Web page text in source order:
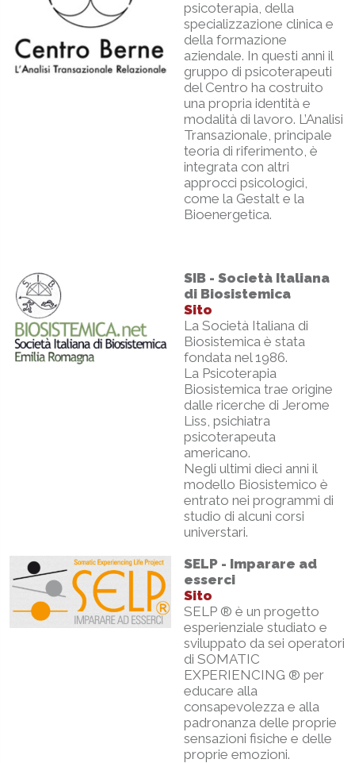
psicoterapia, della
specializzazione clinica e
della formazione
aziendale. In questi anni il
gruppo di psicoterapeuti
del Centro ha costruito
una propria identità e
modalità di lavoro. L’Analisi
Transazionale, principale
teoria di riferimento, è
integrata con altri
approcci psicologici,
come la Gestalt e la
Bioenergetica.
SIB - Società Italiana
di Biosistemica
Sito
La Società Italiana di
Biosistemica è stata
fondata nel 1986.
La Psicoterapia
Biosistemica trae origine
dalle ricerche di Jerome
Liss, psichiatra
psicoterapeuta
americano.
Negli ultimi dieci anni il
modello Biosistemico è
entrato nei programmi di
studio di alcuni corsi
universtari.
SELP - Imparare ad
esserci
Sito
SELP ® è un progetto
esperienziale studiato e
sviluppato da sei operatori
di SOMATIC
EXPERIENCING ® per
educare alla
consapevolezza e alla
padronanza delle proprie
sensazioni fisiche e delle
proprie emozioni.